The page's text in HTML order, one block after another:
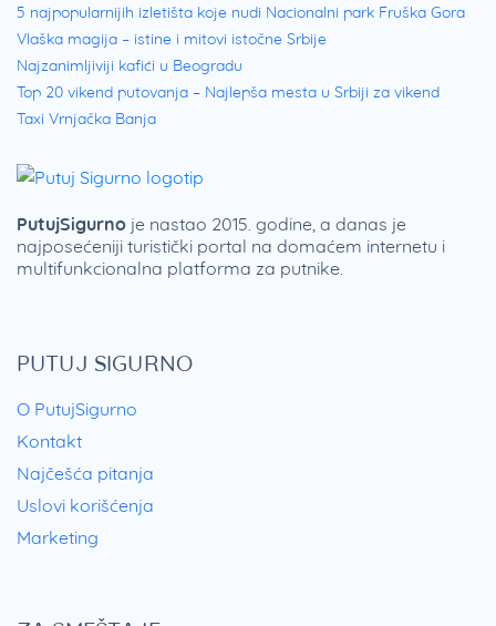
5 najpopularnijih izletišta koje nudi Nacionalni park Fruška Gora
Vlaška magija – istine i mitovi istočne Srbije
Najzanimljiviji kafići u Beogradu
Top 20 vikend putovanja – Najlepša mesta u Srbiji za vikend
Taxi Vrnjačka Banja
PUTUJ SIGURNO
O PutujSigurno
Kontakt
Najčešća pitanja
Uslovi korišćenja
Marketing
PutujSigurno je nastao 2015. godine, a danas je
najposećeniji turistički portal na domaćem internetu i
multifunkcionalna platforma za putnike.